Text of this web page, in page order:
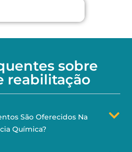
sobre
reabilitação
São Oferecidos Na
Química?